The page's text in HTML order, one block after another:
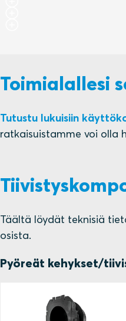
Toimialallesi
Tutustu lukuisiin
ratkaisuistamme voi olla
Täältä löydät teknisiä
osista.
Pyöreät kehykset/